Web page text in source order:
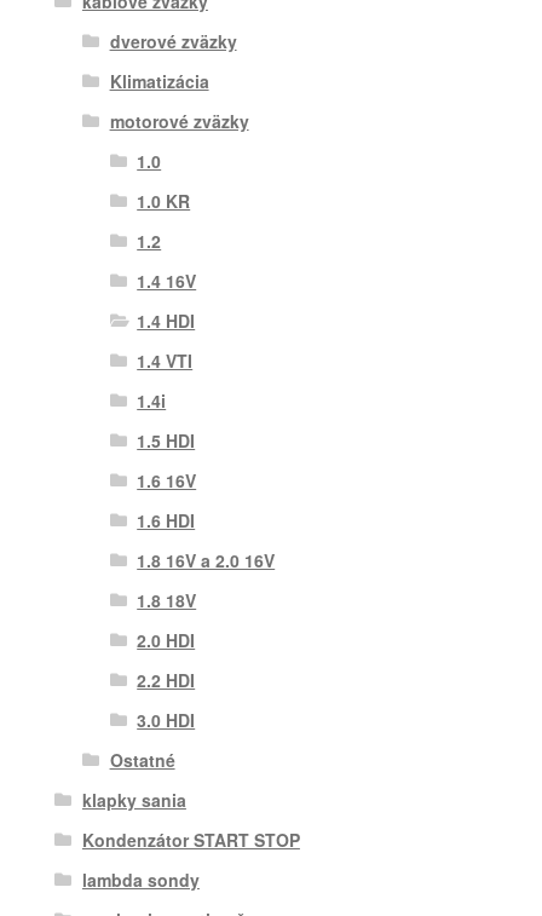
dverové zväzky
Klimatizácia
motorové zväzky
1.0
1.0 KR
1.2
1.4 16V
1.4 HDI
1.4 VTI
1.4i
1.5 HDI
1.6 16V
1.6 HDI
1.8 16V a 2.0 16V
1.8 18V
2.0 HDI
2.2 HDI
3.0 HDI
Ostatné
klapky sania
Kondenzátor START STOP
lambda sondy